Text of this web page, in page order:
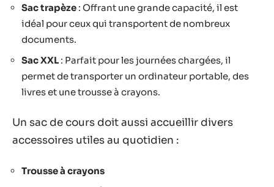
Sac trapèze : Offrant une grande capacité, il est
idéal pour ceux qui transportent de nombreux
documents.
Sac XXL : Parfait pour les journées chargées, il
permet de transporter un ordinateur portable, des
livres et une trousse à crayons.
Un sac de cours doit aussi accueillir divers
accessoires utiles au quotidien :
Trousse à crayons